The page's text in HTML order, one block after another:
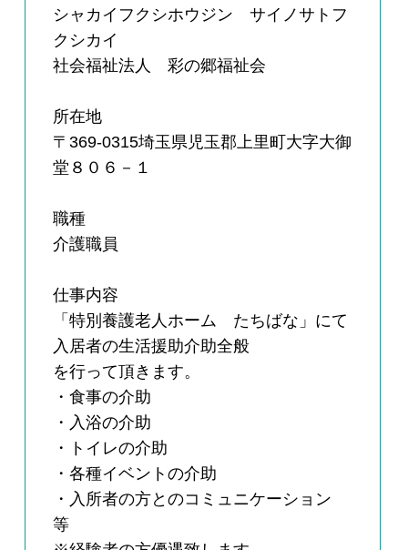
シャカイフクシホウジン サイノサトフ
クシカイ
社会福祉法人 彩の郷福祉会
所在地
〒369-0315埼玉県児玉郡上里町大字大御
堂８０６－１
職種
介護職員
仕事内容
「特別養護老人ホーム たちばな」にて
入居者の生活援助介助全般
を行って頂きます。
・食事の介助
・入浴の介助
・トイレの介助
・各種イベントの介助
・入所者の方とのコミュニケーション
等